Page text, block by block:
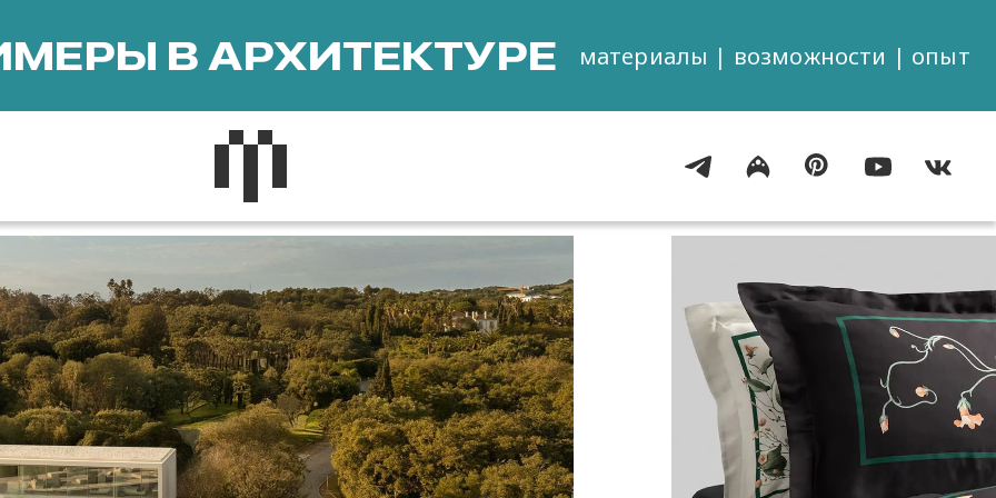
В АРХИТЕКТУРЕ материалы | возможности | опыт